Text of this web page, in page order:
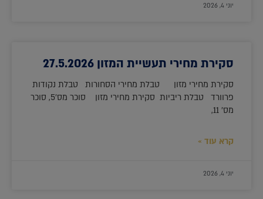
יוני 4, 2026
סקירת מחירי תעשיית המזון 27.5.2026
סקירת מחירי מזון טבלת מחירי הסחורות טבלת נקודות
פרוורד טבלת ריביות סקירת מחירי מזון סוכר מס'5, סוכר
מס' 11,
קרא עוד »
יוני 4, 2026